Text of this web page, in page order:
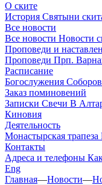
О ските
История Святыни
Все новости
Все новости Новости
Проповеди и
Проповеди Прп.
Расписание
Богослужения
Заказ поминовений
Записки Свечи В
Киновия
Деятельность
Монастырская трапеза
Контакты
Адреса и телефоны
Eng
Главная—Новости—